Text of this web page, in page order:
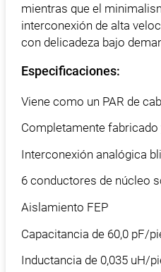
mientras que el
interconexión de alta
con delicadeza bajo
Especificaciones:
Viene como un PAR de
Completamente fabricado
Interconexión analógica
6 conductores de núcleo
Aislamiento FEP
Capacitancia de 60,0 pF/
Inductancia de 0,035 uH/